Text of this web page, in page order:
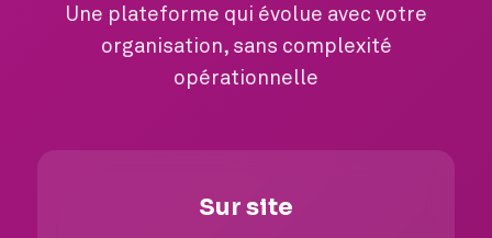
Une plateforme qui évolue avec votre
organisation, sans complexité
opérationnelle
Sur site